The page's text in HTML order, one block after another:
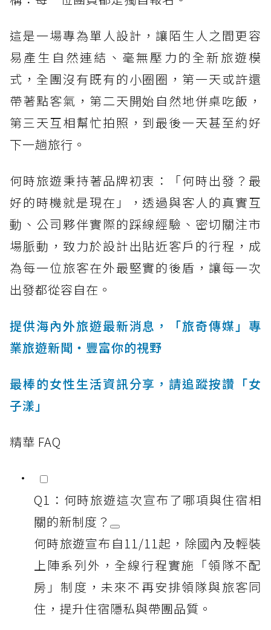
這是一場專為單人設計，讓陌生人之間更容
易產生自然連結、毫無壓力的全新旅遊模
式，全團沒有既有的小圈圈，第一天或許還
帶著點客氣，第二天開始自然地併桌吃飯，
第三天互相幫忙拍照，到最後一天甚至約好
下一趟旅行。
何時旅遊秉持著品牌初衷：「何時出發？最
好的時機就是現在」，透過與客人的真實互
動、公司夥伴實際的踩線經驗、密切關注市
場脈動，致力於設計出貼近客戶的行程，成
為每一位旅客在外最堅實的後盾，讓每一次
出發都從容自在。
提供海內外旅遊最新消息，「旅奇傳媒」專
業旅遊新聞‧豐富你的視野
最棒的女性生活資訊分享，請追蹤按讚「女
子漾」
精華 FAQ
Q1：何時旅遊這次宣布了哪項與住宿相
關的新制度？
何時旅遊宣布自11/11起，除國內及輕裝
上陣系列外，全線行程實施「領隊不配
房」制度，未來不再安排領隊與旅客同
住，提升住宿隱私與帶團品質。